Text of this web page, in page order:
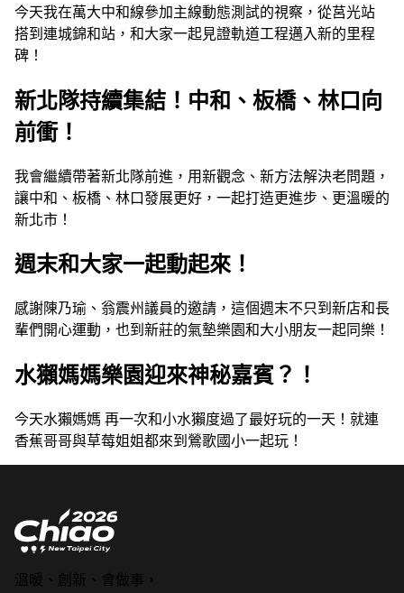
今天我在萬大中和線參加主線動態測試的視察，從莒光站
搭到連城錦和站，和大家一起見證軌道工程邁入新的里程
碑！
新北隊持續集結！中和、板橋、林口向
前衝！
我會繼續帶著新北隊前進，用新觀念、新方法解決老問題，
讓中和、板橋、林口發展更好，一起打造更進步、更溫暖的
新北市！
週末和大家一起動起來！
感謝陳乃瑜、翁震州議員的邀請，這個週末不只到新店和長
輩們開心運動，也到新莊的氣墊樂園和大小朋友一起同樂！
水獺媽媽樂園迎來神秘嘉賓？！
今天水獺媽媽 再一次和小水獺度過了最好玩的一天！就連
香蕉哥哥與草莓姐姐都來到鶯歌國小一起玩！
溫暖、創新、會做事，